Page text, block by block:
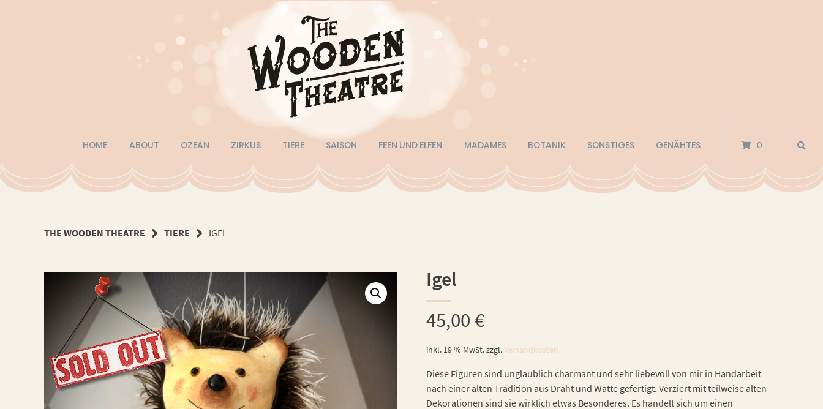
HOME ABOUT OZEAN ZIRKUS TIERE SAISON FEEN UND ELFEN MADAMES BOTANIK SONSTIGES GENÄHTES 0
THE WOODEN THEATRE TIERE IGEL
Igel
45,00€
inkl. 19 % MwSt.zzgl.Versandkosten
Diese Figuren sind unglaublich charmant und sehr liebevoll von mir in Handarbeit
nach einer alten Tradition aus Draht und Watte gefertigt. Verziert mit teilweise alten
Dekorationen sind sie wirklich etwas Besonderes. Es handelt sich um einen